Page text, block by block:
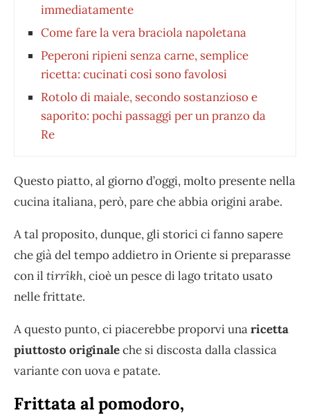
immediatamente
Come fare la vera braciola napoletana
Peperoni ripieni senza carne, semplice
ricetta: cucinati così sono favolosi
Rotolo di maiale, secondo sostanzioso e
saporito: pochi passaggi per un pranzo da
Re
Questo piatto, al giorno d’oggi, molto presente nella
cucina italiana, però, pare che abbia origini arabe.
A tal proposito, dunque, gli storici ci fanno sapere
che già del tempo addietro in Oriente si preparasse
con il tirrîkh, cioè un pesce di lago tritato usato
nelle frittate.
A questo punto, ci piacerebbe proporvi unaricetta
piuttosto originaleche si discosta dalla classica
variante con uova e patate.
Frittata al pomodoro,